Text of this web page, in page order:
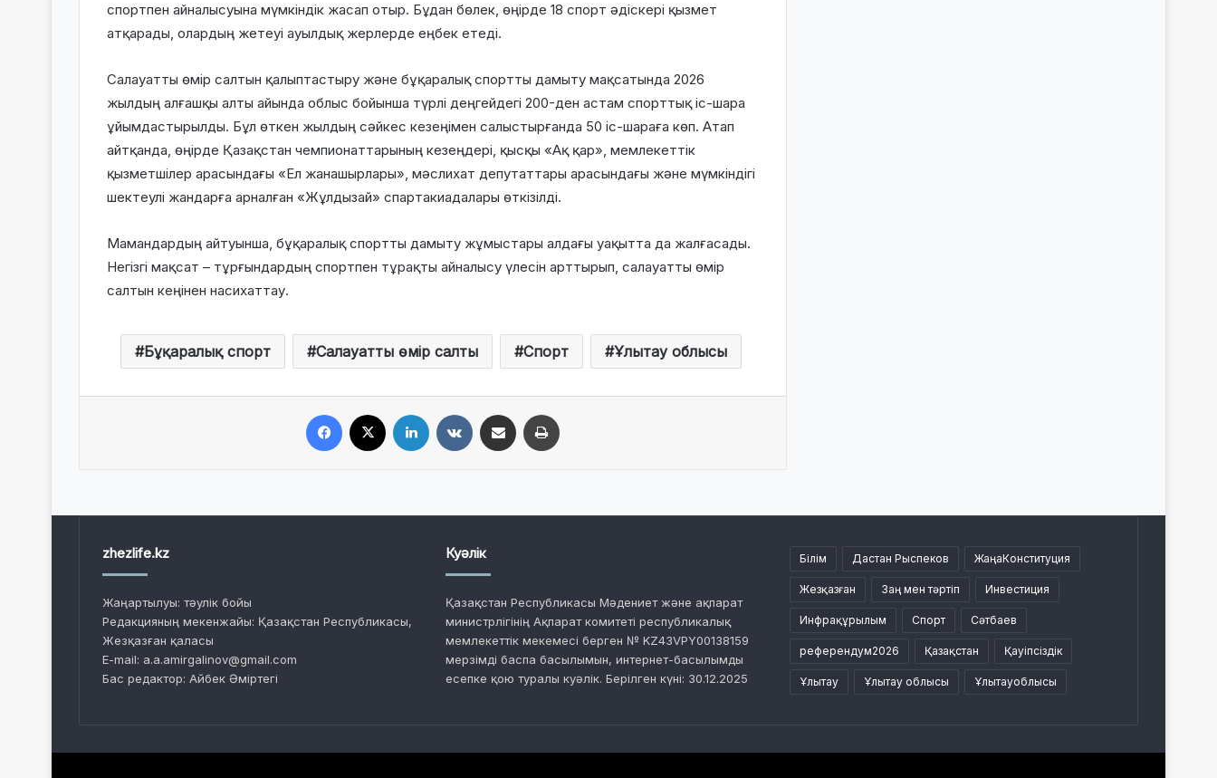
спортпен айналысуына мүмкіндік жасап отыр. Бұдан бөлек, өңірде 18 спорт әдіскері қызмет
атқарады, олардың жетеуі ауылдық жерлерде еңбек етеді.
Салауатты өмір салтын қалыптастыру және бұқаралық спортты дамыту мақсатында 2026
жылдың алғашқы алты айында облыс бойынша түрлі деңгейдегі 200-ден астам спорттық іс-шара
ұйымдастырылды. Бұл өткен жылдың сәйкес кезеңімен салыстырғанда 50 іс-шараға көп. Атап
айтқанда, өңірде Қазақстан чемпионаттарының кезеңдері, қысқы «Ақ қар», мемлекеттік
қызметшілер арасындағы «Ел жанашырлары», мәслихат депутаттары арасындағы және мүмкіндігі
шектеулі жандарға арналған «Жұлдызай» спартакиадалары өткізілді.
Мамандардың айтуынша, бұқаралық спортты дамыту жұмыстары алдағы уақытта да жалғасады.
Негізгі мақсат – тұрғындардың спортпен тұрақты айналысу үлесін арттырып, салауатты өмір
салтын кеңінен насихаттау.
Бұқаралық спорт Салауатты өмір салты Спорт Ұлытау облысы
zhezlife.kz
Жаңартылуы: тәулік бойы
Редакцияның мекенжайы: Қазақстан Республикасы,
Жезқазған қаласы
E-mail: a.a.amirgalinov@gmail.com
Бас редактор: Айбек Әміртегі
Куәлік
Қазақстан Республикасы Мәдениет және ақпарат
министрлігінің Ақпарат комитеті республикалық
мемлекеттік мекемесі берген № KZ43VPY00138159
мерзімді баспа басылымын, интернет-басылымды
есепке қою туралы куәлік. Берілген күні: 30.12.2025
Білім Дастан Рыспеков ЖаңаКонституция
Жезқазған Заң мен тәртіп Инвестиция
Инфрақұрылым Спорт Сәтбаев
референдум2026 Қазақстан Қауіпсіздік
Ұлытау Ұлытау облысы Ұлытауоблысы